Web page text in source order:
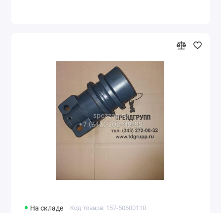
На складе Код товара: 157-50600110